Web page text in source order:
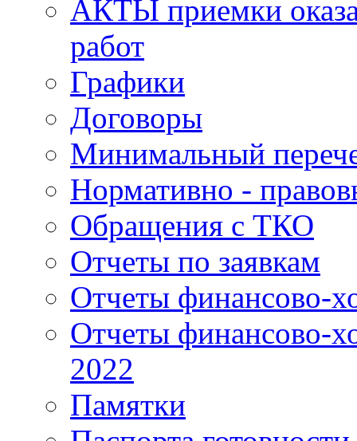
АКТЫ приемки
работ
Графики
Договоры
Минимальный
Нормативно -
Обращения с ТКО
Отчеты по заявкам
Отчеты финансово-
Отчеты финансово-
2022
Памятки